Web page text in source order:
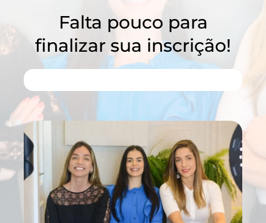
Falta pouco para
finalizar sua inscrição!​